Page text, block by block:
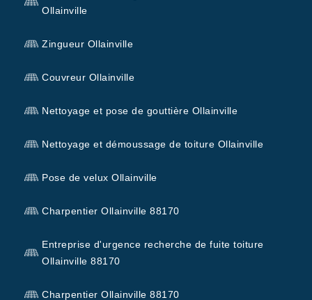
Ollainville
Zingueur Ollainville
Couvreur Ollainville
Nettoyage et pose de gouttière Ollainville
Nettoyage et démoussage de toiture Ollainville
Pose de velux Ollainville
Charpentier Ollainville 88170
Entreprise d'urgence recherche de fuite toiture
Ollainville 88170
Charpentier Ollainville 88170